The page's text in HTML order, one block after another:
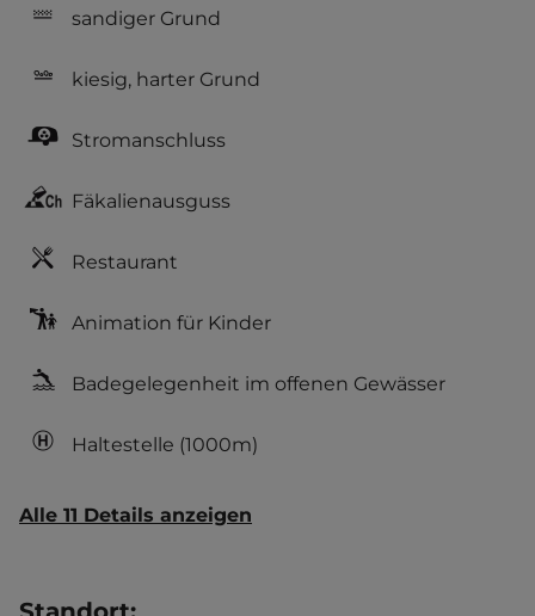
sandiger Grund
kiesig, harter Grund
Stromanschluss
Fäkalienausguss
Restaurant
Animation für Kinder
Badegelegenheit im offenen Gewässer
Haltestelle (1000m)
Alle 11 Details anzeigen